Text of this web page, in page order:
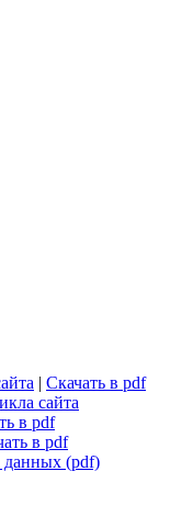
|Скачать в pdf
сайта